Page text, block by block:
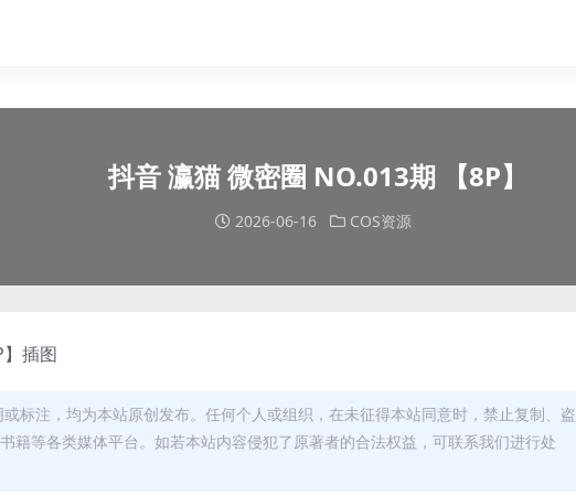
抖音 瀛猫 微密圈 NO.013期 【8P】
2026-06-16 COS资源
标注，均为本站原创发布。任何个人或组织，在未征得本站同意时，禁止复制、盗
籍等各类媒体平台。如若本站内容侵犯了原著者的合法权益，可联系我们进行处